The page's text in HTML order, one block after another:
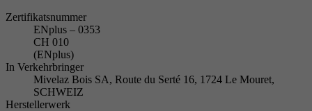
Zertifikatsnummer
ENplus – 0353
CH 010
(ENplus)
In Verkehrbringer
Mivelaz Bois SA, Route du Serté 16, 1724 Le Mouret,
SCHWEIZ
Herstellerwerk